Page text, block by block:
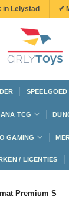
in Lelystad ✔
SPEELGOED
TCG
GAMING
/ LICENTIES
Premium S